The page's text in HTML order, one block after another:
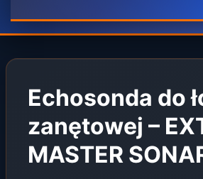
Echosonda do
zanętowej –
MASTER